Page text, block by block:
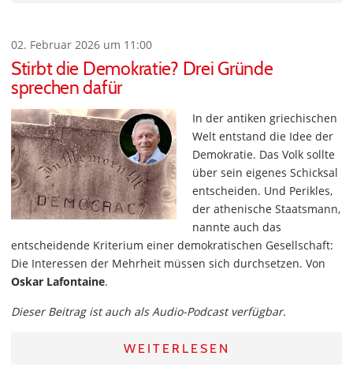
02. Februar 2026 um 11:00
Stirbt die Demokratie? Drei Gründe
sprechen dafür
In der antiken griechischen
Welt entstand die Idee der
Demokratie. Das Volk sollte
über sein eigenes Schicksal
entscheiden. Und Perikles,
der athenische Staatsmann,
nannte auch das
entscheidende Kriterium einer demokratischen Gesellschaft:
Die Interessen der Mehrheit müssen sich durchsetzen. Von
Oskar Lafontaine.
Dieser Beitrag ist auch als Audio-Podcast verfügbar.
WEITERLESEN